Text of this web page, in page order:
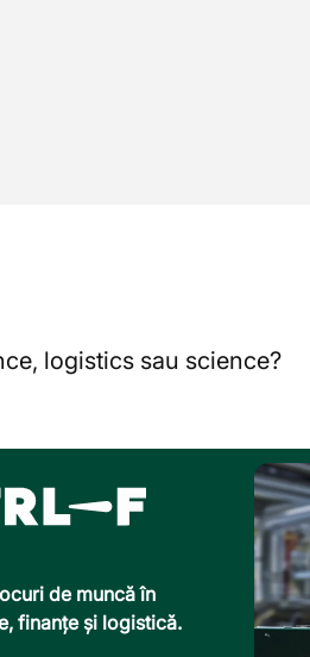
logistics sau science?
de muncă în
finanțe și logistică.